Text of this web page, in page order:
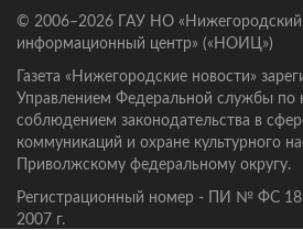
© 2006–2026 ГАУ НО «Нижегородский
информационный центр» («НОИЦ»)
Газета «Нижегородские новости»
Управлением Федеральной службы по
соблюдением законодательства в
коммуникаций и охране культурного
Приволжскому федеральному округу.
Регистрационный номер - ПИ № ФС
2007 г.